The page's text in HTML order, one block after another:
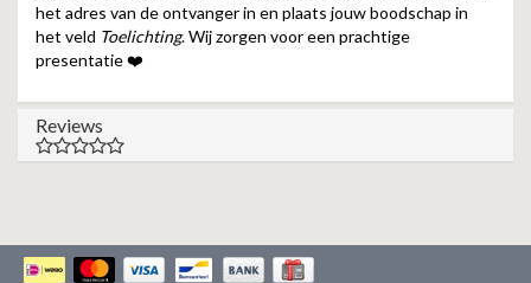
het adres van de ontvanger in en plaats jouw boodschap in
het veld Toelichting. Wij zorgen voor een prachtige
presentatie ❤️
Reviews